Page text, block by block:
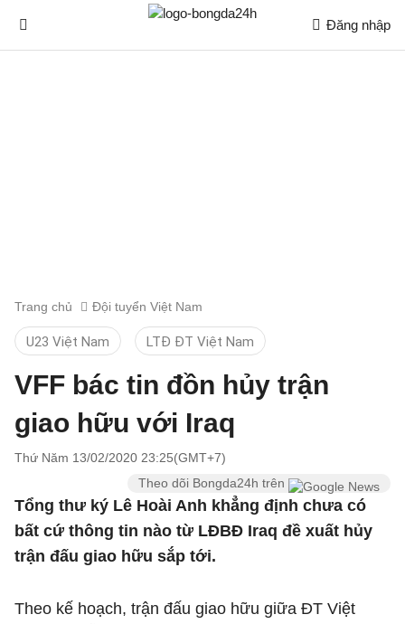
Đăng nhập
Trang chủ Đội tuyển Việt Nam
U23 Việt Nam LTĐ ĐT Việt Nam
VFF bác tin đồn hủy trận
giao hữu với Iraq
Thứ Năm 13/02/2020 23:25(GMT+7)
Theo dõi Bongda24h trên
Tổng thư ký Lê Hoài Anh khẳng định chưa có
bất cứ thông tin nào từ LĐBĐ Iraq đề xuất hủy
trận đấu giao hữu sắp tới.
Theo kế hoạch, trận đấu giao hữu giữa ĐT Việt